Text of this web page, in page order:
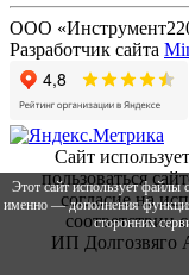
Этот сайт использует файлы
именно — дополнения
сторонних
ООО
Разработчик сайта
Сайт
пользоваться
согласие на
соответствии
ИП